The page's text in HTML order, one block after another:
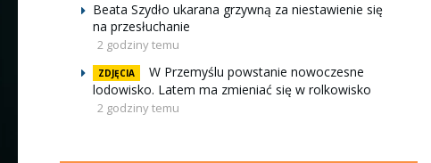
Beata Szydło ukarana grzywną za niestawienie się
na przesłuchanie
2 godziny temu
ZDJĘCIA
W Przemyślu powstanie nowoczesne
lodowisko. Latem ma zmieniać się w rolkowisko
2 godziny temu